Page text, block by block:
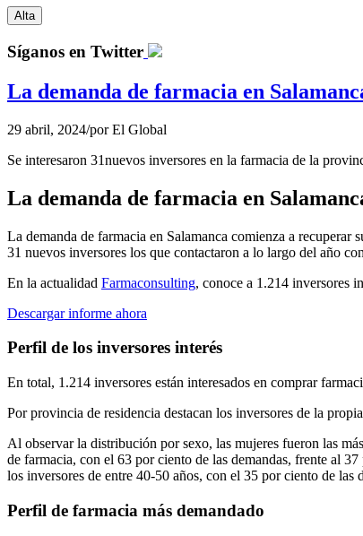
Síganos en Twitter
La demanda de farmacia en
29 abril, 2024/porEl Global
Se interesaron 31nuevos inversores en la farmacia de la
La demanda de farmacia en
La demanda de farmacia en Salamanca comienza a
31 nuevos inversores los que contactaron a lo largo del año
En la actualidad Farmaconsulting, conoce a 1.214 inversores
Descargar informe ahora
Perfil de los inversores interés
En total, 1.214 inversores están interesados en comprar
Por provincia de residencia destacan los inversores de la
Al observar la distribución por sexo, las mujeres fueron las
de farmacia, con el 63 por ciento de las demandas, frente al
los inversores de entre 40-50 años, con el 35 por ciento de las
Perfil de farmacia más demandado